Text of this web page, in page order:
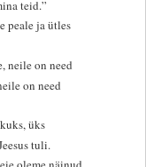
teid.”
peale ja ütles
neile on need
on need
üks
tuli.